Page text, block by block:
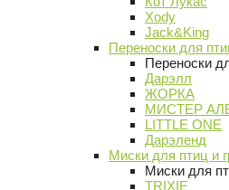
Xody
Jack&King
Переноски для
Переноски
Дарэлл
ЖОРКА
МИСТЕР
LITTLE ONE
Дарэленд
Миски для птиц и
Миски для
TRIXIE